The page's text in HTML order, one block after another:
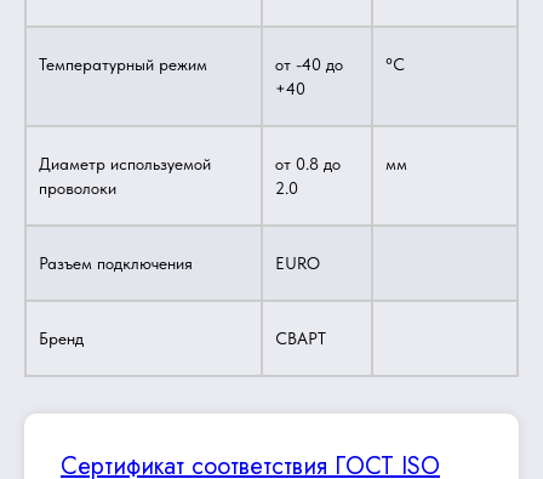
Температурный режим
от -40 до
+40
°C
Диаметр используемой
проволоки
от 0.8 до
2.0
мм
Разъем подключения EURO
Бренд СВАРТ
Сертификат соответствия ГОСТ ISO